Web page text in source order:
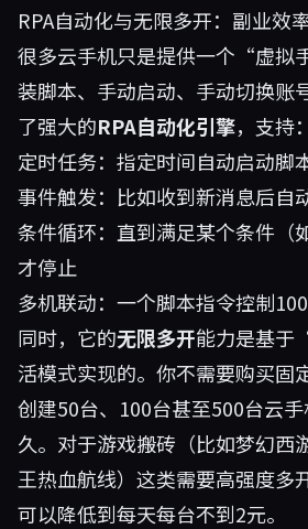
RPA自动化与无限多开：副业效
很多云手机只是提供一个“虚拟
装脚本、手动启动、手动切换账
了强大的RPA自动化引擎，支持：
定时任务：指定时间自动启动脚
事件触发：比如收到新消息后自
条件循环：直到满足某个条件（
才停止
多机联动：一个脚本指令控制
同时，它的无限多开能力是基
活模式实现的。你不需要购买固
创建50台、100台甚至500台云
久。对于游戏搬砖（比如梦幻西
王热血航线）这类需要高强度多
可以降低到每天每台不到2元。